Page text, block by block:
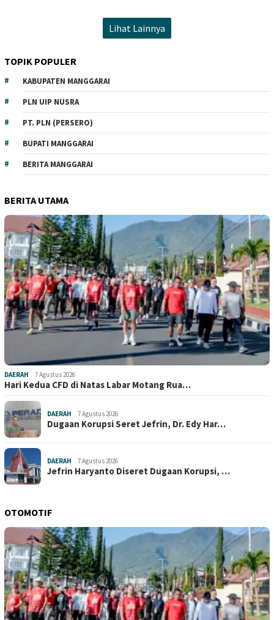
Lihat Lainnya
TOPIK POPULER
KABUPATEN MANGGARAI
PLN UIP NUSRA
PT. PLN (PERSERO)
BUPATI MANGGARAI
BERITA MANGGARAI
BERITA UTAMA
DAERAH 7 Agustus 2026
Hari Kedua CFD di Natas Labar Motang Rua…
DAERAH 7 Agustus 2026
Dugaan Korupsi Seret Jefrin, Dr. Edy Har…
DAERAH 7 Agustus 2026
Jefrin Haryanto Diseret Dugaan Korupsi, …
OTOMOTIF